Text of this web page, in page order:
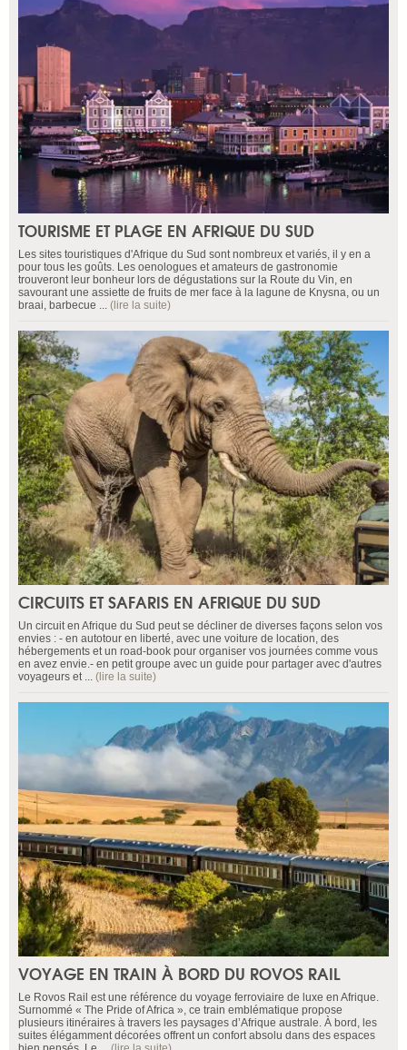
TOURISME ET PLAGE EN AFRIQUE DU SUD
Les sites touristiques d'Afrique du Sud sont nombreux et variés, il y en a
pour tous les goûts. Les oenologues et amateurs de gastronomie
trouveront leur bonheur lors de dégustations sur la Route du Vin, en
savourant une assiette de fruits de mer face à la lagune de Knysna, ou un
braai, barbecue ... (lire la suite)
CIRCUITS ET SAFARIS EN AFRIQUE DU SUD
Un circuit en Afrique du Sud peut se décliner de diverses façons selon vos
envies : - en autotour en liberté, avec une voiture de location, des
hébergements et un road-book pour organiser vos journées comme vous
en avez envie.- en petit groupe avec un guide pour partager avec d'autres
voyageurs et ... (lire la suite)
VOYAGE EN TRAIN À BORD DU ROVOS RAIL
Le Rovos Rail est une référence du voyage ferroviaire de luxe en Afrique.
Surnommé « The Pride of Africa », ce train emblématique propose
plusieurs itinéraires à travers les paysages d’Afrique australe. À bord, les
suites élégamment décorées offrent un confort absolu dans des espaces